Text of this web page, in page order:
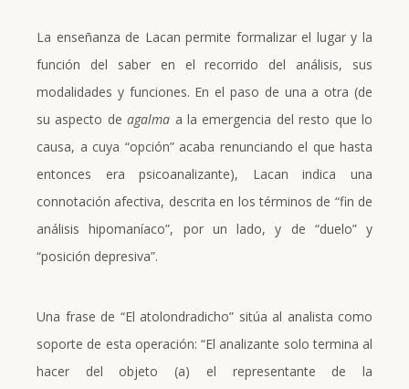
La enseñanza de Lacan permite formalizar el lugar y la
función del saber en el recorrido del análisis, sus
modalidades y funciones. En el paso de una a otra (de
su aspecto deagalma a la emergencia del resto que lo
causa, a cuya “opción” acaba renunciando el que hasta
entonces era psicoanalizante), Lacan indica una
connotación afectiva, descrita en los términos de “fin de
análisis hipomaníaco”, por un lado, y de “duelo” y
“posición depresiva”.
Una frase de “El atolondradicho” sitúa al analista como
soporte de esta operación: “El analizante solo termina al
hacer del objeto (a) el representante de la